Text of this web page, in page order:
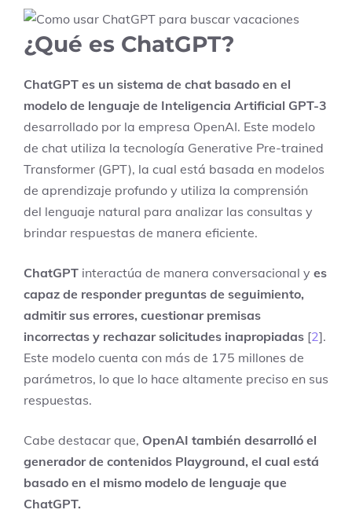
¿Qué es ChatGPT?
ChatGPT es un sistema de chat basado en el
modelo de lenguaje de Inteligencia Artificial GPT-3
desarrollado por la empresa OpenAI. Este modelo
de chat utiliza la tecnología Generative Pre-trained
Transformer (GPT), la cual está basada en modelos
de aprendizaje profundo y utiliza la comprensión
del lenguaje natural para analizar las consultas y
brindar respuestas de manera eficiente.
ChatGPT interactúa de manera conversacional y es
capaz de responder preguntas de seguimiento,
admitir sus errores, cuestionar premisas
incorrectas y rechazar solicitudes inapropiadas [2].
Este modelo cuenta con más de 175 millones de
parámetros, lo que lo hace altamente preciso en sus
respuestas.
Cabe destacar que, OpenAI también desarrolló el
generador de contenidos Playground, el cual está
basado en el mismo modelo de lenguaje que
ChatGPT.